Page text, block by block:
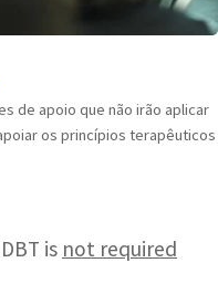
de apoio que não irão aplicar
os princípios terapêuticos
is not required